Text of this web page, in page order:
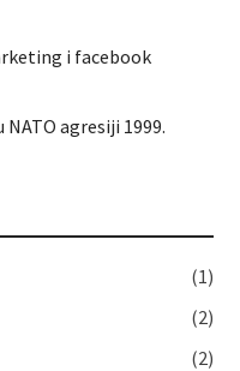
i facebook
NATO agresiji 1999.
(1)
(2)
(2)